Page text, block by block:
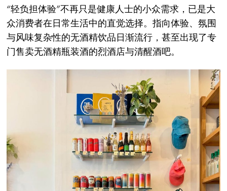
“轻负担体验”不再只是健康人士的小众需求，已是大
众消费者在日常生活中的直觉选择。指向体验、氛围
与风味复杂性的无酒精饮品日渐流行，甚至出现了专
门售卖无酒精瓶装酒的烈酒店与清醒酒吧。